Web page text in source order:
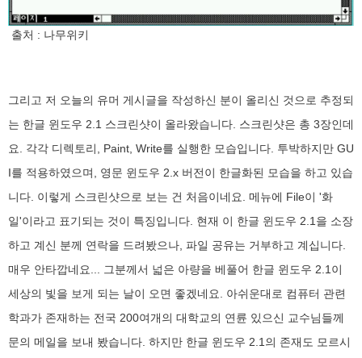
출처 : 나무위키
그리고 저 오늘의 유머 게시글을 작성하신 분이 올리신 것으로 추정되
는 한글 윈도우 2.1 스크린샷이 올라왔습니다. 스크린샷은 총 3장인데
요. 각각 디렉토리, Paint, Write를 실행한 모습입니다. 투박하지만 GU
I를 적용하였으며, 영문 윈도우 2.x 버전이 한글화된 모습을 하고 있습
니다. 이렇게 스크린샷으로 보는 건 처음이네요. 메뉴에 File이 '화
일'이라고 표기되는 것이 특징입니다. 현재 이 한글 윈도우 2.1을 소장
하고 계신 분께 연락을 드려봤으나, 파일 공유는 거부하고 계십니다.
매우 안타깝네요... 그분께서 넓은 아량을 베풀어 한글 윈도우 2.1이
세상의 빛을 보게 되는 날이 오면 좋겠네요. 아쉬운대로 컴퓨터 관련
학과가 존재하는 전국 200여개의 대학교의 연륜 있으신 교수님들께
문의 메일을 보내 봤습니다. 하지만 한글 윈도우 2.1의 존재도 모르시